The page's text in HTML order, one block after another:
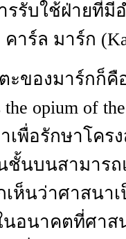
รรับใช้ฝ่ายที่มี
คาร์ล มาร์ก
ะของมาร์กก็
opium of
พื่อรักษาโคร
ชั้นบนสามาร
เห็นว่าศาสน
นอนาคตที่ศา